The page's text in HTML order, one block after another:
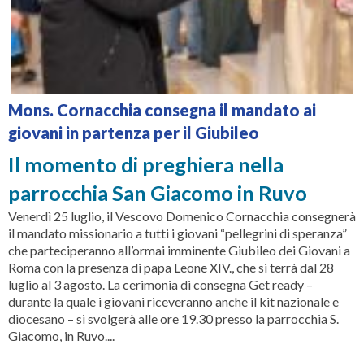
Mons. Cornacchia consegna il mandato ai
giovani in partenza per il Giubileo
Il momento di preghiera nella
parrocchia San Giacomo in Ruvo
Venerdì 25 luglio, il Vescovo Domenico Cornacchia consegnerà
il mandato missionario a tutti i giovani “pellegrini di speranza”
che parteciperanno all’ormai imminente Giubileo dei Giovani a
Roma con la presenza di papa Leone XIV., che si terrà dal 28
luglio al 3 agosto. La cerimonia di consegna Get ready –
durante la quale i giovani riceveranno anche il kit nazionale e
diocesano – si svolgerà alle ore 19.30 presso la parrocchia S.
Giacomo, in Ruvo....